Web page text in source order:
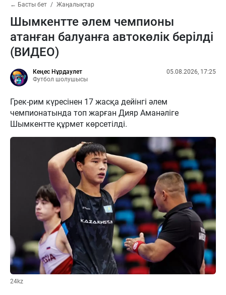
← Басты бет Жаңалықтар
Шымкентте әлем чемпионы
атанған балуанға автокөлік берілді
(ВИДЕО)
Кеңес Нұрдаулет
Футбол шолушысы
05.08.2026, 17:25
Грек-рим күресінен 17 жасқа дейінгі әлем
чемпионатында топ жарған Дияр Аманәліге
Шымкентте құрмет көрсетілді.
24kz